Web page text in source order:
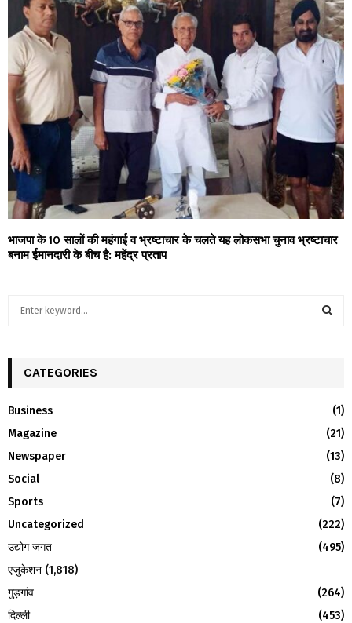
भाजपा के 10 सालों की महंगाई व भ्रष्टाचार के चलते यह लोकसभा चुनाव भ्रष्टाचार
बनाम ईमानदारी के बीच है: महेंद्र प्रताप
h
o
r
:
R
CATEGORIES
Business
(1)
Magazine
(21)
Newspaper
(13)
Social
(8)
Sports
(7)
Uncategorized
(222)
उद्योग जगत
(495)
एजुकेशन (1,818)
गुड़गांव
(264)
दिल्ली
(453)